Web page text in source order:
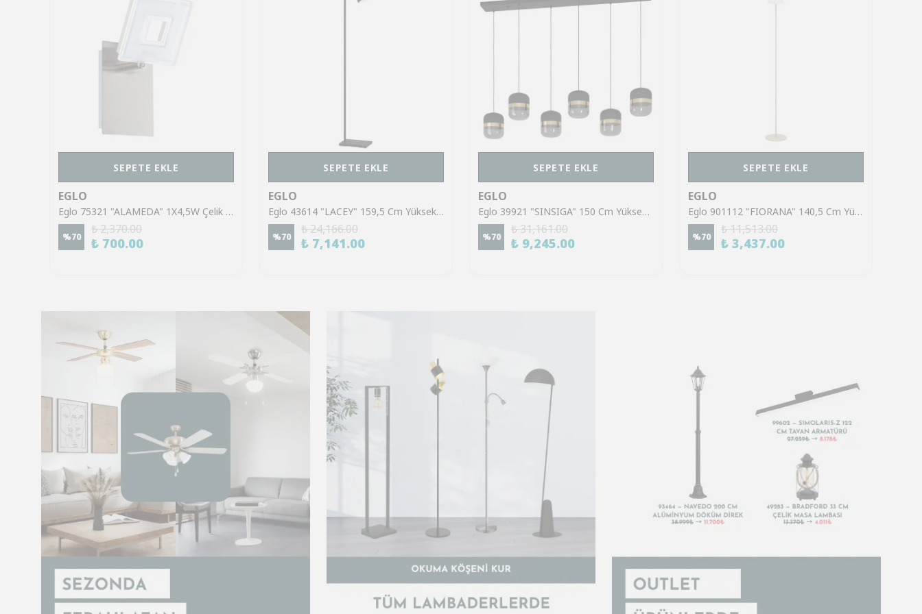
SEPETE EKLE
EGLO
Eglo 75321 "ALAMEDA" 1X4,5W Çelik Nikel Mat Sıva Üstü Spot
%70
₺ 2,370.00
₺ 700.00
SEPETE EKLE
EGLO
Eglo 43614 "LACEY" 159,5 Cm Yüksekliğinde Çelik, Ahşap Köşe Lambası Lambader
%70
₺ 24,166.00
₺ 7,141.00
SEPETE EKLE
EGLO
Eglo 39921 "SINSIGA" 150 Cm Yüksekliğinde Çelik Siyah Sarkıt Avize
%70
₺ 31,161.00
₺ 9,245.00
SEPETE EKLE
EGLO
Eglo 901112 "FIORANA" 140,5 Cm Yüksekliğinde Çelik Köşe Lambası Lambader
%70
₺ 11,513.00
₺ 3,437.00